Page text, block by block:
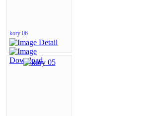
kory 06